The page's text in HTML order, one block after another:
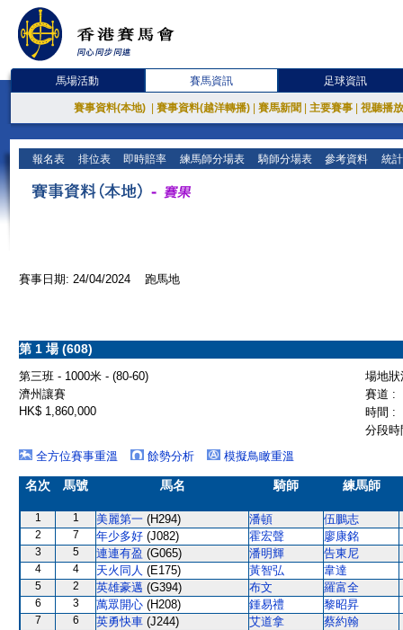
馬場活動 賽馬資訊 足球資訊
賽事資料(本地) 賽事資料(越洋轉播) 賽馬新聞 主要賽事 視聽播
報名表 排位表 即時賠率 練馬師分場表 騎師分場表 參考資料 統
賽事日期: 24/04/2024 跑馬地
第 1 場 (608)
第三班 - 1000米 - (80-60)
場地
濟州讓賽
賽道 :
HK$ 1,860,000
時間 :
分段
全方位賽事重溫
餘勢分析 模擬鳥瞰重溫
名次 馬號 馬名 騎師 練馬師
1 1 美麗第一 (H294) 潘頓 伍鵬志
2 7 年少多好 (J082) 霍宏聲 廖康銘
3 5 連連有盈 (G065) 潘明輝 告東尼
4 4 天火同人 (E175) 黃智弘 韋達
5 2 英雄豪邁 (G394) 布文 羅富全
6 3 萬眾開心 (H208) 鍾易禮 黎昭昇
7 6 英勇快車 (J244) 艾道拿
蔡約翰